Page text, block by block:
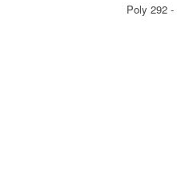
Poly 292